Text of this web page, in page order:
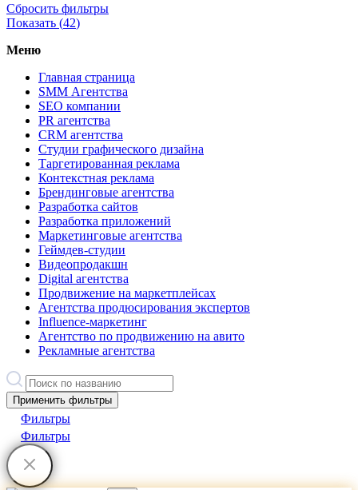
Сбросить фильтры
Показать (42)
Меню
Главная страница
SMM Агентства
SEO компании
PR агентства
CRM агентства
Студии графического дизайна
Таргетированная реклама
Контекстная реклама
Брендинговые агентства
Разработка сайтов
Разработка приложений
Маркетинговые агентства
Геймдев-студии
Видеопродакшн
Digital агентства
Продвижение на маркетплейсах
Агентства продюсирования экспертов
Influence-маркетинг
Агентство по продвижению на авито
Рекламные агентства
Применить фильтры
Фильтры
Фильтры